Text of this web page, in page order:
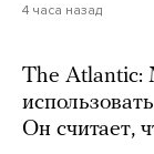
4 часа назад
The Atlantic:
Он считает,